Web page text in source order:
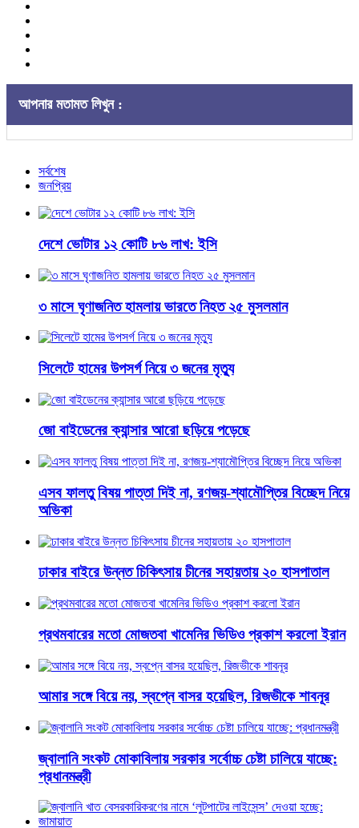
আপনার মতামত লিখুন :
সর্বশেষ
জনপ্রিয়
দেশে ভোটার ১২ কোটি ৮৬ লাখ: ইসি
৩ মাসে ঘৃণাজনিত হামলায় ভারতে নিহত ২৫ মুসলমান
সিলেটে হামের উপসর্গ নিয়ে ৩ জনের মৃত্যু
জো বাইডেনের ক্যান্সার আরো ছড়িয়ে পড়েছে
এসব ফালতু বিষয় পাত্তা দিই না, রণজয়-শ্যামৌপ্তির বিচ্ছেদ নিয়ে
অভিকা
ঢাকার বাইরে উন্নত চিকিৎসায় চীনের সহায়তায় ২০ হাসপাতাল
প্রথমবারের মতো মোজতবা খামেনির ভিডিও প্রকাশ করলো ইরান
আমার সঙ্গে বিয়ে নয়, স্বপ্নে বাসর হয়েছিল, রিজভীকে শাবনূর
জ্বালানি সংকট মোকাবিলায় সরকার সর্বোচ্চ চেষ্টা চালিয়ে যাচ্ছে:
প্রধানমন্ত্রী